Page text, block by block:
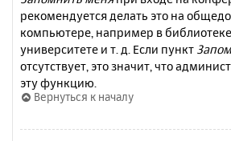
рекомендуется делать это на
компьютере, например в
университете и т. д. Если пункт
отсутствует, это значит, что
эту функцию.
Вернуться к началу